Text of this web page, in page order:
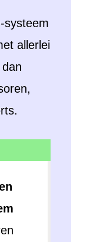
systeem
allerlei